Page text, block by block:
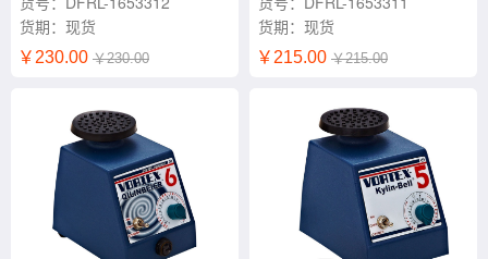
货期：现货
￥230.00 ￥230.00
货期：现货
￥215.00 ￥215.00